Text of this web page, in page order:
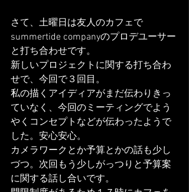
さて、土曜日は友人のカフェで
summertide companyのプロデユーサー
と打ち合わせです。
新しいプロジェクトに関する打ち合わ
せで、今回で３回目。
私の描くアイディアがまだ伝わりきっ
ていなく、今回のミーティングでよう
やくコンセプトなどが伝わったようで
した。安心安心。
カメラワークとか予算とかの話も少し
づつ。次回もう少しがっつりと予算案
に関する話し合いです。